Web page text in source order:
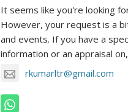
It seems like you're looking
However, your request is a
and events. If you have a
information or an appraisal on,
rkumarltr@gmail.com